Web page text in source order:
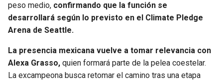
PANTHERS
BUCCANEERS
JAZZ
peso medio, confirmando que la función se
desarrollará según lo previsto en el Climate Pledge
Arena de Seattle.
La presencia mexicana vuelve a tomar relevancia con
Alexa Grasso, quien formará parte de la pelea coestelar.
La excampeona busca retomar el camino tras una etapa